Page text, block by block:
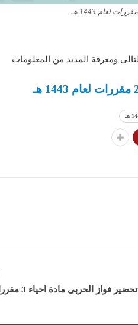
ومعرفة المذيد من المعلومات
تحضير فواز الحربى مادة احياء 3 مقررات لعام 1443 هـ